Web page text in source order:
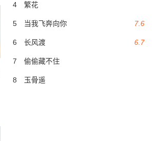
4 繁花
7.6
5 当我飞奔向你
6.7
6 长风渡
7 偷偷藏不住
8 玉骨遥
这谁受得了啊 真相曝光！
2022-03-24